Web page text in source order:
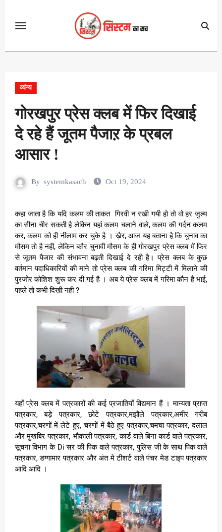
व्यंग्य
गोरखपुर प्रेस क्लब में फिर दिखाई
दे रहे हैं जूतम पैजाऱ के प्रबल
आसार !
By systemkasach Oct 19, 2024
कहा जाता है कि यदि कलम की ताकत गिरवी न रखी गयी हो तो वो हर जुल्म
का सीना चीर सकती है लेकिन यहां कलम चलाने वाले, कलम की गर्दन कलम
कर, कलम को ही नीलाम कर चुके है । ख़ैर, आज यह बताना है कि चुनाव का
मौसम तो है नही, लेकिन बग़ैर चुनावी मौसम के ही गोरखपुर प्रेस क्लब में फिर
से जूतम पैजार की संभावना बढ़ती दिखाई दे रही है। प्रेस क्लब के कुछ
वर्तमान पदाधिकारियों की माने तो प्रेस क्लब की गरिमा मिट्टी में मिलाने की
पुरजोर कोशिश शुरू कर दी गई है । अब ये प्रेस क्लब में गरिमा कौन है भाई,
पहले तो कभी दिखी नही ?
यहाँ प्रेस क्लब में पत्रकारों की कई प्रजातियाँ विद्यमान हैं । मान्यता प्राप्त
पत्रकार, बड़े पत्रकार, छोटे पत्रकार,मझौले पत्रकार,अमीर गरीब
पत्रकार,चरणों में लेटे हुए, चरणों में बैठे हुए पत्रकार,चमचा पत्रकार, दलाल
और मुखबिर पत्रकार, भौकाली पत्रकार, कार्ड वाले बिना कार्ड वाले पत्रकार,
सूचना विभाग के Di सर की पिक वाले पत्रकार, पुलिस जी के साथ पिक वाले
पत्रकार, डग्गामार पत्रकार और अंत मे टीशर्ट वाले पंचर मेड टाइप पत्रकार
आदि आदि ।